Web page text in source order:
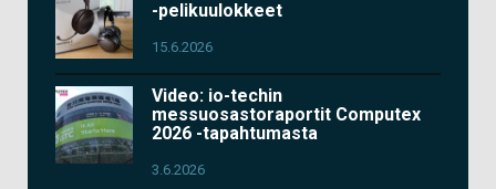
-pelikuulokkeet
15.6.2026
Video: io-techin
messuosastoraportit Computex
2026 -tapahtumasta
3.6.2026